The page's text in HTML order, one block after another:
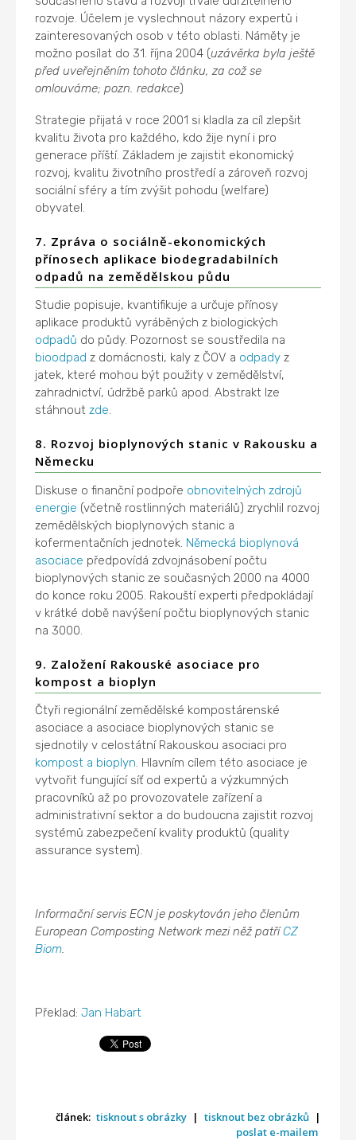
rozvoje. Účelem je vyslechnout názory expertů i
zainteresovaných osob v této oblasti. Náměty je
možno posílat do 31. října 2004 (uzávěrka byla ještě
před uveřejněním tohoto článku, za což se
omlouváme; pozn. redakce)
Strategie přijatá v roce 2001 si kladla za cíl zlepšit
kvalitu života pro každého, kdo žije nyní i pro
generace příští. Základem je zajistit ekonomický
rozvoj, kvalitu životního prostředí a zároveň rozvoj
sociální sféry a tím zvýšit pohodu (welfare)
obyvatel.
7. Zpráva o sociálně-ekonomických
přínosech aplikace biodegradabilních
odpadů na zemědělskou půdu
Studie popisuje, kvantifikuje a určuje přínosy
aplikace produktů vyráběných z biologických
odpadů do půdy. Pozornost se soustředila na
bioodpad z domácnosti, kaly z ČOV a odpady z
jatek, které mohou být použity v zemědělství,
zahradnictví, údržbě parků apod. Abstrakt lze
stáhnoutzde.
8. Rozvoj bioplynových stanic v Rakousku a
Německu
Diskuse o finanční podpoře obnovitelných zdrojů
energie (včetně rostlinných materiálů) zrychlil rozvoj
zemědělských bioplynových stanic a
kofermentačních jednotek. Německá bioplynová
asociace předpovídá zdvojnásobení počtu
bioplynových stanic ze současných 2000 na 4000
do konce roku 2005. Rakouští experti předpokládají
v krátké době navýšení počtu bioplynových stanic
na 3000.
9. Založení Rakouské asociace pro
kompost a bioplyn
Čtyři regionální zemědělské kompostárenské
asociace a asociace bioplynových stanic se
sjednotily v celostátní Rakouskou asociaci pro
kompost a bioplyn. Hlavním cílem této asociace je
vytvořit fungující síť od expertů a výzkumných
pracovníků až po provozovatele zařízení a
administrativní sektor a do budoucna zajistit rozvoj
systémů zabezpečení kvality produktů (quality
assurance system).
Informační servis ECN je poskytován jeho členům
European Composting Network mezi něž patříCZ
Biom.
Překlad:Jan Habart
článek: tisknout s obrázky | tisknout bez obrázků |
poslat e-mailem